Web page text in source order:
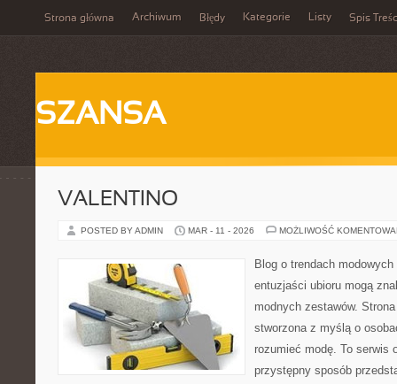
Strona główna Archiwum Błędy Kategorie Listy Spis
SZANSA
VALENTINO
POSTED BY ADMIN MAR - 11 - 2026 MOŻLIWOŚĆ
Blog o trendach
entuzjaści ubioru mogą
modnych zestawów.
stworzona z myślą o
rozumieć modę. To serwis
przystępny sposób